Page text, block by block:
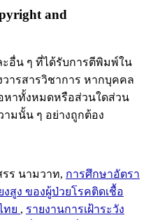
and
อื่น ๆ ที่ได้รับการตีพิมพ์ใน
วารสารวิชาการ หากบุคคล
หาทั้งหมดหรือส่วนใดส่วน
ามนั้น ๆ อย่างถูกต้อง
ร นามวาท, การศึกษาอัตรา
สูง ของผู้ป่วยโรคติดเชื้อ
ทย , รายงานการเฝ้าระวัง